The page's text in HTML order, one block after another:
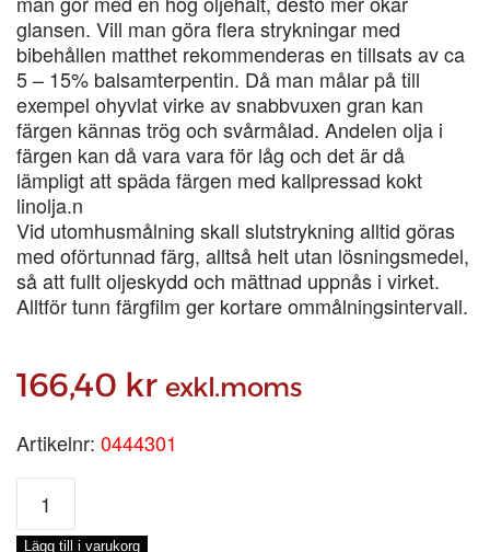
glansen. Vill man göra flera strykningar med
bibehållen matthet rekommenderas en tillsats av ca
5 – 15% balsamterpentin. Då man målar på till
exempel ohyvlat virke av snabbvuxen gran kan
färgen kännas trög och svårmålad. Andelen olja i
färgen kan då vara vara för låg och det är då
lämpligt att späda färgen med kallpressad kokt
linolja.n
Vid utomhusmålning skall slutstrykning alltid göras
med oförtunnad färg, alltså helt utan lösningsmedel,
så att fullt oljeskydd och mättnad uppnås i virket.
Alltför tunn färgfilm ger kortare ommålningsintervall.
166,40 kr exkl.moms
Artikelnr: 0444301
ENETORPET
BASFÄRG
JÄRNOXIDSVART,
Lägg till i varukorg